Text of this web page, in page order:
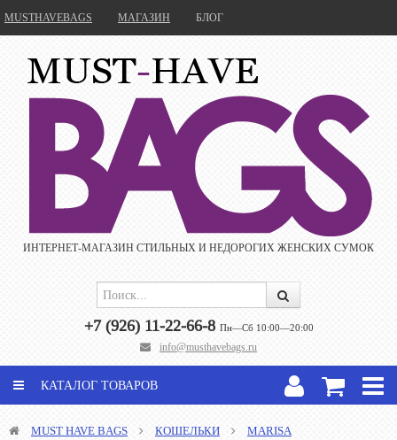
MUSTHAVEBAGS МАГАЗИН БЛОГ
ИНТЕРНЕТ-МАГАЗИН CТИЛЬНЫХ И НЕДОРОГИХ ЖЕНСКИХ СУМОК
+7 (926) 11-22-66-8 Пн—Сб 10:00—20:00
info@musthavebags.ru
КАТАЛОГ ТОВАРОВ
MUST HAVE BAGS КОШЕЛЬКИ MARISA